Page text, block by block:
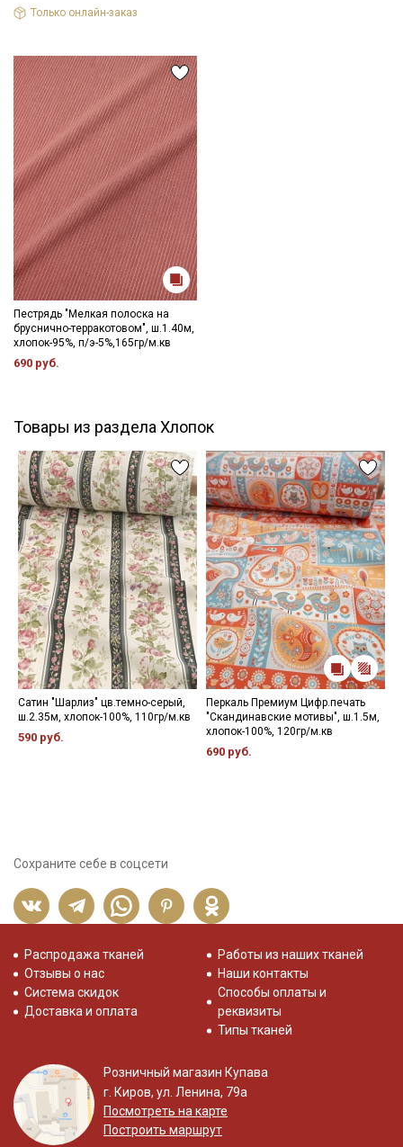
Только онлайн-заказ
Пестрядь "Мелкая полоска на
бруснично-терракотовом", ш.1.40м,
хлопок-95%, п/э-5%,165гр/м.кв
690 руб.
Товары из раздела Хлопок
Сатин "Шарлиз" цв.темно-серый,
ш.2.35м, хлопок-100%, 110гр/м.кв
590 руб.
Перкаль Премиум Цифр.печать
"Скандинавские мотивы", ш.1.5м,
хлопок-100%, 120гр/м.кв
690 руб.
Сохраните себе в соцсети
Распродажа тканей
Отзывы о нас
Система скидок
Доставка и оплата
Работы из наших тканей
Наши контакты
Способы оплаты и
реквизиты
Типы тканей
Розничный магазин Купава
г. Киров, ул. Ленина, 79а
Посмотреть на карте
Построить маршрут